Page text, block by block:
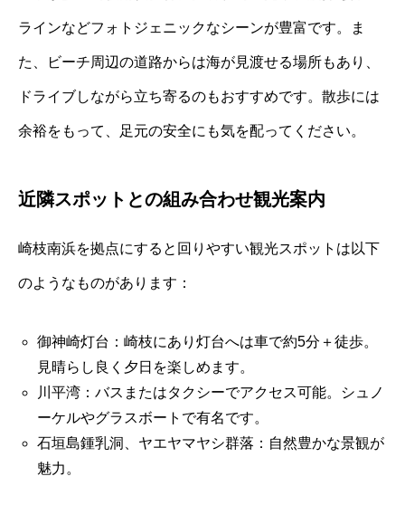
ラインなどフォトジェニックなシーンが豊富です。ま
た、ビーチ周辺の道路からは海が見渡せる場所もあり、
ドライブしながら立ち寄るのもおすすめです。散歩には
余裕をもって、足元の安全にも気を配ってください。
近隣スポットとの組み合わせ観光案内
崎枝南浜を拠点にすると回りやすい観光スポットは以下
のようなものがあります：
御神崎灯台：崎枝にあり灯台へは車で約5分＋徒歩。
見晴らし良く夕日を楽しめます。
川平湾：バスまたはタクシーでアクセス可能。シュノ
ーケルやグラスボートで有名です。
石垣島鍾乳洞、ヤエヤマヤシ群落：自然豊かな景観が
魅力。